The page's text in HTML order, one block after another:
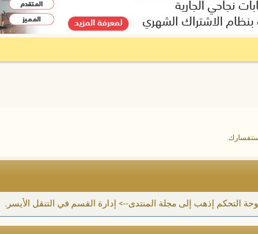
التحكم إذهب إلى مجلة المنتدى--> إدارة القسم في التنقل الأيسر.